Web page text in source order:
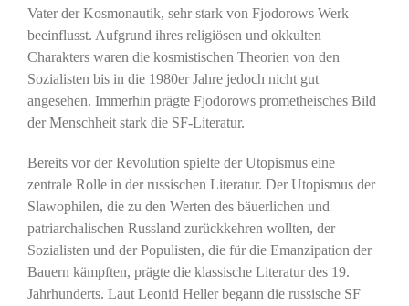
Vater der Kosmonautik, sehr stark von Fjodorows Werk
beeinflusst. Aufgrund ihres religiösen und okkulten
Charakters waren die kosmistischen Theorien von den
Sozialisten bis in die 1980er Jahre jedoch nicht gut
angesehen. Immerhin prägte Fjodorows prometheisches Bild
der Menschheit stark die SF-Literatur.
Bereits vor der Revolution spielte der Utopismus eine
zentrale Rolle in der russischen Literatur. Der Utopismus der
Slawophilen, die zu den Werten des bäuerlichen und
patriarchalischen Russland zurückkehren wollten, der
Sozialisten und der Populisten, die für die Emanzipation der
Bauern kämpften, prägte die klassische Literatur des 19.
Jahrhunderts. Laut Leonid Heller begann die russische SF